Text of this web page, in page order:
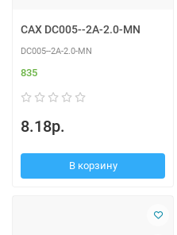
CAX DC005--2A-2.0-MN
DC005--2A-2.0-MN
835
8.18р.
В корзину